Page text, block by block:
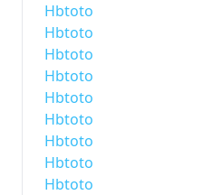
Hbtoto
Hbtoto
Hbtoto
Hbtoto
Hbtoto
Hbtoto
Hbtoto
Hbtoto
Hbtoto